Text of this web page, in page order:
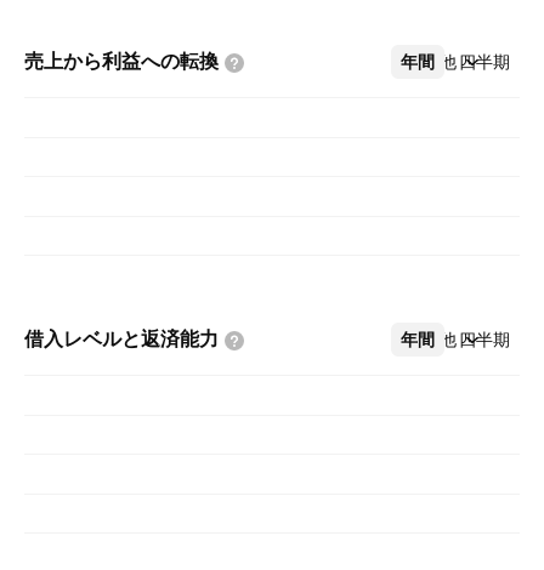
売上から利益への転換 年間 四半期
その他
借入レベルと返済能力 年間 四半期
その他